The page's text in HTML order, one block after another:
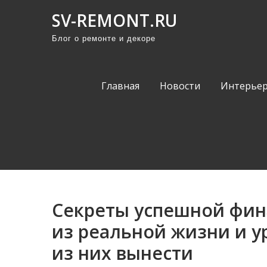
SV-REMONT.RU
Блог о ремонте и декоре
Главная Новости
Секреты успешной
из реальной жизни и
из них вынести